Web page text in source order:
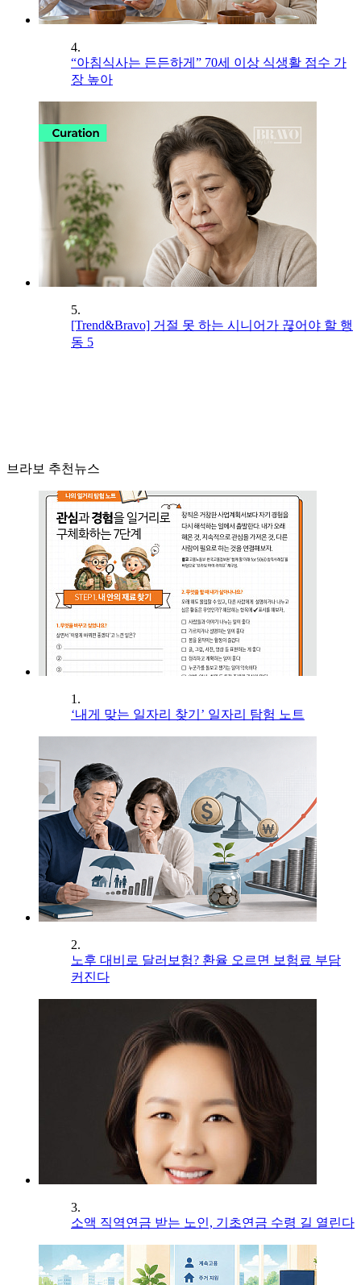
4.
“아침식사는 든든하게” 70세 이상 식생활 점수 가
장 높아
5.
[Trend&Bravo] 거절 못 하는 시니어가 끊어야 할 행
동 5
브라보 추천뉴스
1.
‘내게 맞는 일자리 찾기’ 일자리 탐험 노트
2.
노후 대비로 달러보험? 환율 오르면 보험료 부담
커진다
3.
소액 직역연금 받는 노인, 기초연금 수령 길 열린다